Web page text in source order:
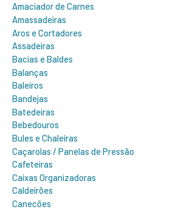
:Amaciador de Carnes
Amassadeiras
Aros e Cortadores
Assadeiras
Bacias e Baldes
Balanças
Baleiros
Bandejas
Batedeiras
Bebedouros
Bules e Chaleiras
Caçarolas / Panelas de Pressão
Cafeteiras
Caixas Organizadoras
Caldeirões
Canecões